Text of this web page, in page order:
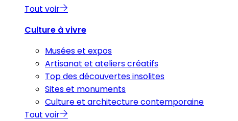
Tout voir
Culture à vivre
Musées et expos
Artisanat et ateliers créatifs
Top des découvertes insolites
Sites et monuments
Culture et architecture contemporaine
Tout voir